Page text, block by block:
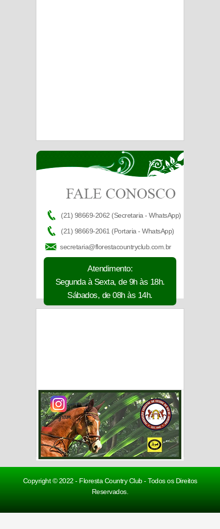
(21) 98669-2062 (Secretaria - WhatsApp)
(21) 98669-2061 (Portaria - WhatsApp)
secretaria@florestacountryclub.com.br
Atendimento:
Segunda à Sexta, de 9h às 18h.
Sábados, de 08h às 14h.
Copyright © 2022 - Floresta Country Club - Todos os Direitos
Reservados.